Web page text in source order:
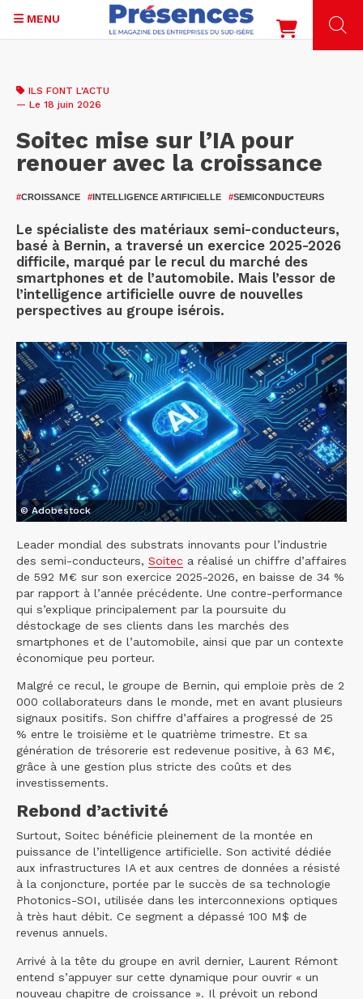
contenu
MENU
ILS FONT L'ACTU
— Le 18 juin 2026
Soitec mise sur l’IA pour
renouer avec la croissance
#CROISSANCE #INTELLIGENCE ARTIFICIELLE #SEMICONDUCTEURS
Le spécialiste des matériaux semi-conducteurs,
basé à Bernin, a traversé un exercice 2025-2026
difficile, marqué par le recul du marché des
smartphones et de l’automobile. Mais l’essor de
l’intelligence artificielle ouvre de nouvelles
perspectives au groupe isérois.
© Adobestock
Leader mondial des substrats innovants pour l’industrie
des semi-conducteurs, Soitec a réalisé un chiffre d’affaires
de 592 M€ sur son exercice 2025-2026, en baisse de 34 %
par rapport à l’année précédente. Une contre-performance
qui s’explique principalement par la poursuite du
déstockage de ses clients dans les marchés des
smartphones et de l’automobile, ainsi que par un contexte
économique peu porteur.
Malgré ce recul, le groupe de Bernin, qui emploie près de 2
000 collaborateurs dans le monde, met en avant plusieurs
signaux positifs. Son chiffre d’affaires a progressé de 25
% entre le troisième et le quatrième trimestre. Et sa
génération de trésorerie est redevenue positive, à 63 M€,
grâce à une gestion plus stricte des coûts et des
investissements.
Rebond d’activité
Surtout, Soitec bénéficie pleinement de la montée en
puissance de l’intelligence artificielle. Son activité dédiée
aux infrastructures IA et aux centres de données a résisté
à la conjoncture, portée par le succès de sa technologie
Photonics-SOI, utilisée dans les interconnexions optiques
à très haut débit. Ce segment a dépassé 100 M$ de
revenus annuels.
Arrivé à la tête du groupe en avril dernier, Laurent Rémont
entend s’appuyer sur cette dynamique pour ouvrir « un
nouveau chapitre de croissance ». Il prévoit un rebond